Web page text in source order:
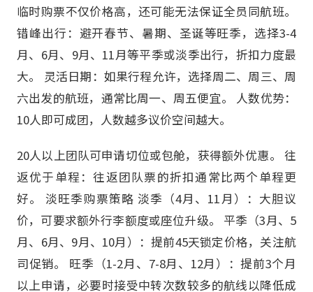
临时购票不仅价格高，还可能无法保证全员同航班。
错峰出行：避开春节、暑期、圣诞等旺季，选择3-4
月、6月、9月、11月等平季或淡季出行，折扣力度最
大。 灵活日期：如果行程允许，选择周二、周三、周
六出发的航班，通常比周一、周五便宜。 人数优势：
10人即可成团，人数越多议价空间越大。
20人以上团队可申请切位或包舱，获得额外优惠。 往
返优于单程：往返团队票的折扣通常比两个单程更
好。 淡旺季购票策略 淡季（4月、11月）：大胆议
价，可要求额外行李额度或座位升级。 平季（3月、5
月、6月、9月、10月）：提前45天锁定价格，关注航
司促销。 旺季（1-2月、7-8月、12月）：提前3个月
以上申请，必要时接受中转次数较多的航线以降低成